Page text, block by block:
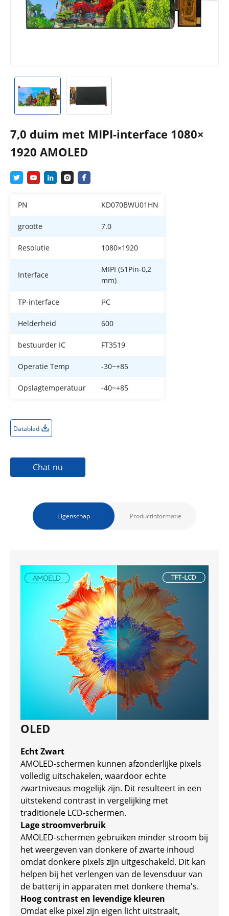
7,0 duim met MIPI-interface 1080×
1920 AMOLED
PN KD070BWU01HN
grootte 7.0
Resolutie 1080×1920
Interface
MIPI (51Pin-0,2
mm)
TP-interface I²C
Helderheid 600
bestuurder IC FT3519
Operatie Temp -30~+85
Opslagtemperatuur -40~+85
Datablad
Chat nu
Eigenschap Productinformatie
OLED
Echt Zwart
AMOLED-schermen kunnen afzonderlijke pixels
volledig uitschakelen, waardoor echte
zwartniveaus mogelijk zijn. Dit resulteert in een
uitstekend contrast in vergelijking met
traditionele LCD-schermen.
Lage stroomverbruik
AMOLED-schermen gebruiken minder stroom bij
het weergeven van donkere of zwarte inhoud
omdat donkere pixels zijn uitgeschakeld. Dit kan
helpen bij het verlengen van de levensduur van
de batterij in apparaten met donkere thema's.
Hoog contrast en levendige kleuren
Omdat elke pixel zijn eigen licht uitstraalt,